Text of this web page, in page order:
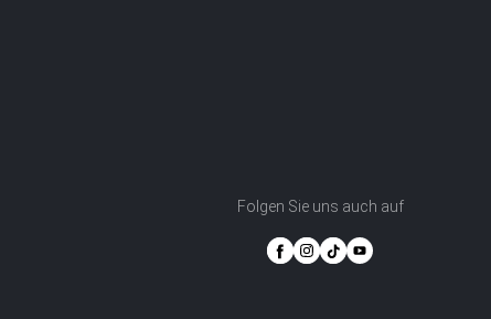
Folgen Sie uns auch auf